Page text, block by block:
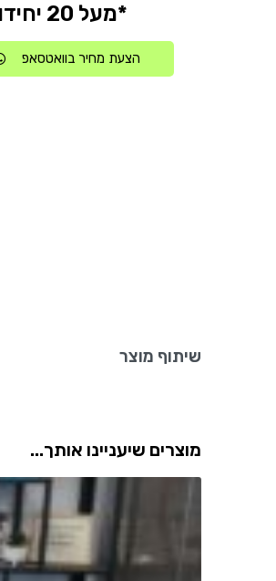
*מעל 20 יחידות – קבלו מחיר אטרקטיבי
הצעת מחיר בוואטסאפ
שיתוף מוצר
מוצרים שיעניינו אותך...